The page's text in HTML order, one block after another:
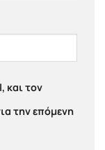
και τον
την επόμενη